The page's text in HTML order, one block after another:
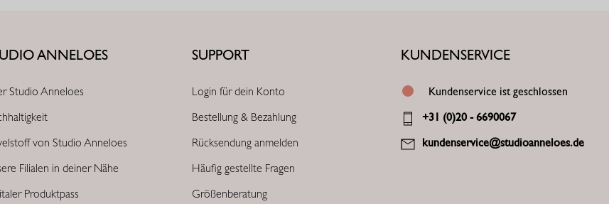
ANNELOES
Studio Anneloes
von Studio Anneloes
Filialen in deiner Nähe
Produktpass
SUPPORT
Login für dein Konto
Bestellung & Bezahlung
Rücksendung anmelden
Häufig gestellte Fragen
Größenberatung
KUNDENSERVICE
Kundenservice ist geschlossen
+31 (0)20 - 6690067
kundenservice@studioanneloes.de